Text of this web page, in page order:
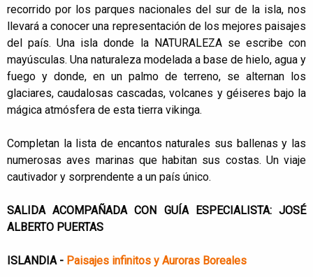
recorrido por los parques nacionales del sur de la isla, nos
llevará a conocer una representación de los mejores paisajes
del país. Una isla donde la NATURALEZA se escribe con
mayúsculas. Una naturaleza modelada a base de hielo, agua y
fuego y donde, en un palmo de terreno, se alternan los
glaciares, caudalosas cascadas, volcanes y géiseres bajo la
mágica atmósfera de esta tierra vikinga.
Completan la lista de encantos naturales sus ballenas y las
numerosas aves marinas que habitan sus costas. Un viaje
cautivador y sorprendente a un país único.
SALIDA ACOMPAÑADA CON GUÍA ESPECIALISTA: JOSÉ
ALBERTO PUERTAS
ISLANDIA - Paisajes infinitos y Auroras Boreales